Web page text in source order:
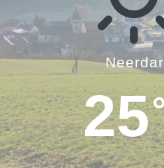
Neerdar
25